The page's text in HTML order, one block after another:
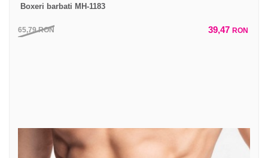
Boxeri barbati MH-1183
65,79RON 39,47 RON